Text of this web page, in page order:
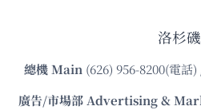
洛杉磯
總機Main (626) 956-8200(電話)
廣告/市場部Advertising &